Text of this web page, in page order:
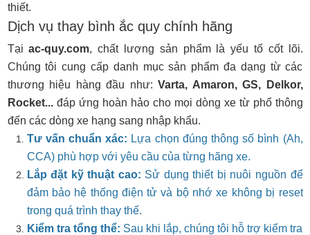
thiết.
Dịch vụ thay bình ắc quy chính hãng
Tạiac-quy.com, chất lượng sản phẩm là yếu tố cốt lõi.
Chúng tôi cung cấp danh mục sản phẩm đa dạng từ các
thương hiệu hàng đầu như: Varta, Amaron, GS, Delkor,
Rocket...đáp ứng hoàn hảo cho mọi dòng xe từ phổ thông
đến các dòng xe hạng sang nhập khẩu.
Tư vấn chuẩn xác: Lựa chọn đúng thông số bình (Ah,
CCA) phù hợp với yêu cầu của từng hãng xe.
Lắp đặt kỹ thuật cao: Sử dụng thiết bị nuôi nguồn để
đảm bảo hệ thống điện tử và bộ nhớ xe không bị reset
trong quá trình thay thế.
Kiểm tra tổng thể: Sau khi lắp, chúng tôi hỗ trợ kiểm tra